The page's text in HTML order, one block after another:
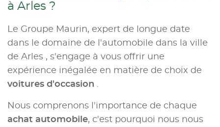
à Arles ?
Le Groupe Maurin, expert de longue date
dans le domaine de l'automobile dans la ville
de Arles , s'engage à vous offrir une
expérience inégalée en matière de choix de
voitures d'occasion .
Nous comprenons l'importance de chaque
achat automobile, c'est pourquoi nous nous